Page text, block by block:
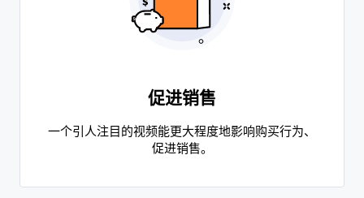
促进销售
一个引人注目的视频能更大程度地影响购买行为、
促进销售。